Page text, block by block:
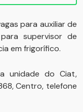
para auxiliar de
supervisor de
em frigorífico.
unidade do Ciat,
Centro, telefone